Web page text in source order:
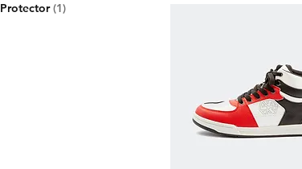
Protector (1)